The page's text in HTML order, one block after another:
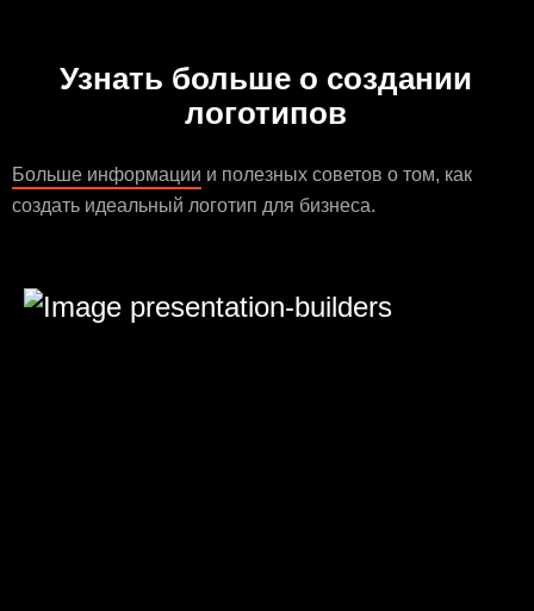
Узнать больше о создании
логотипов
Больше информации и полезных советов о том, как
создать идеальный логотип для бизнеса.